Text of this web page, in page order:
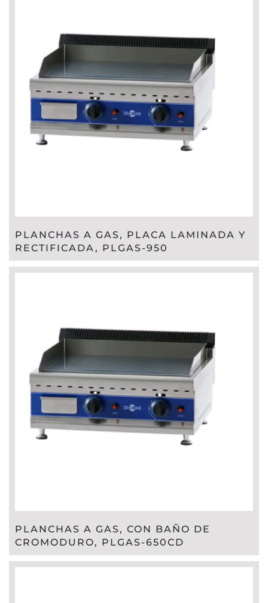
PLANCHAS A GAS, PLACA LAMINADA Y
RECTIFICADA, PLGAS-950
PLANCHAS A GAS, CON BAÑO DE
CROMODURO, PLGAS-650CD